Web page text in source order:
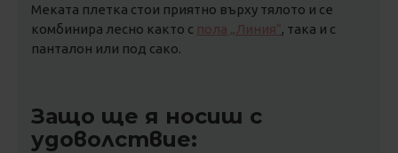
Меката плетка стои приятно върху тялото и се
комбинира лесно както с пола „Линия“, така и с
панталон или под сако.
Защо ще я носиш с
удоволствие: